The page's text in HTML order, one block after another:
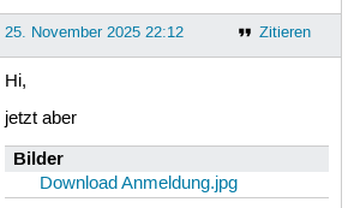
Zitieren
25. November 2025 22:12
Hi,
jetzt aber
Bilder
Download Anmeldung.jpg